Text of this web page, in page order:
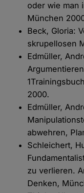
oder wie man
München
Beck, Gloria:
skrupellosen
Edmüller,
2000.
Edmüller,
abwehren,
Schleichert,
zu verlieren.
Denken,